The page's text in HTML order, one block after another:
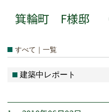
箕輪町 F様邸 （
すべて｜一覧
建築中レポート